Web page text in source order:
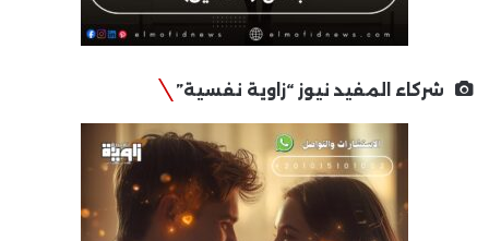
شركاء المفيد نيوز “زاوية نفسية”